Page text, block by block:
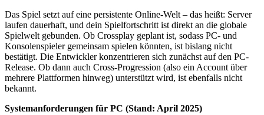
Das Spiel setzt auf eine persistente Online-Welt – das heißt: Server
laufen dauerhaft, und dein Spielfortschritt ist direkt an die globale
Spielwelt gebunden. Ob Crossplay geplant ist, sodass PC- und
Konsolenspieler gemeinsam spielen könnten, ist bislang nicht
bestätigt. Die Entwickler konzentrieren sich zunächst auf den PC-
Release. Ob dann auch Cross-Progression (also ein Account über
mehrere Plattformen hinweg) unterstützt wird, ist ebenfalls nicht
bekannt.
Systemanforderungen für PC (Stand: April 2025)